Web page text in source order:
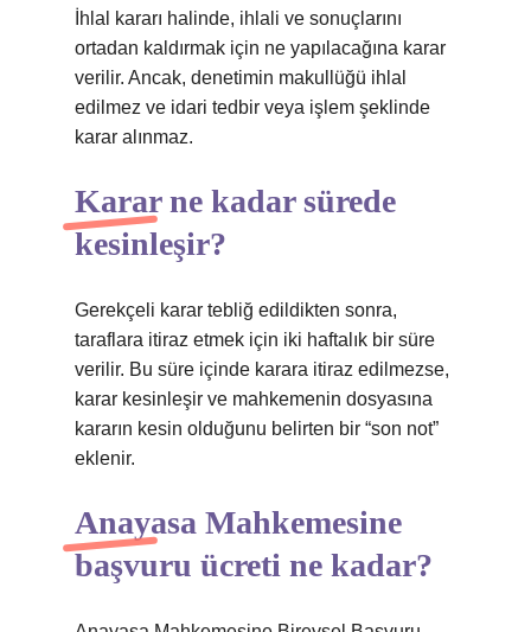
İhlal kararı halinde, ihlali ve sonuçlarını
ortadan kaldırmak için ne yapılacağına karar
verilir. Ancak, denetimin makullüğü ihlal
edilmez ve idari tedbir veya işlem şeklinde
karar alınmaz.
Karar ne kadar sürede
kesinleşir?
Gerekçeli karar tebliğ edildikten sonra,
taraflara itiraz etmek için iki haftalık bir süre
verilir. Bu süre içinde karara itiraz edilmezse,
karar kesinleşir ve mahkemenin dosyasına
kararın kesin olduğunu belirten bir “son not”
eklenir.
Anayasa Mahkemesine
başvuru ücreti ne kadar?